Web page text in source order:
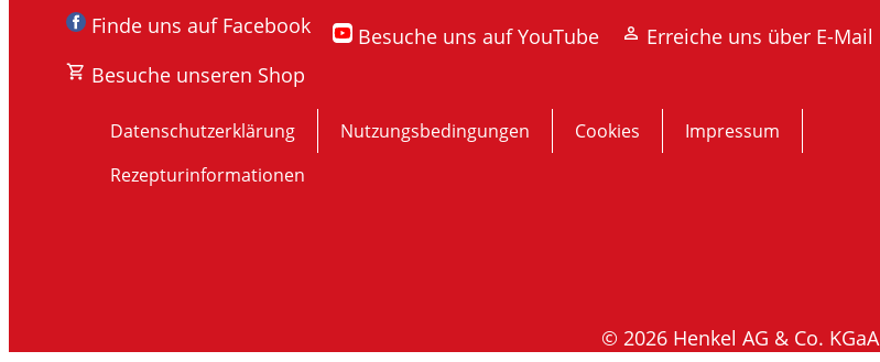
Finde uns auf Facebook Besuche uns auf YouTube
Erreiche uns über E-Mail
Besuche unseren Shop
Datenschutzerklärung Nutzungsbedingungen Cookies
Impressum
Rezepturinformationen
© 2026 Henkel AG & Co. KGaA